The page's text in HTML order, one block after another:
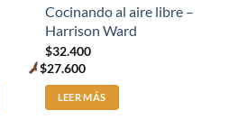
de
producto
Cocinando al aire libre –
Harrison Ward
$32.400
Premium
price
$27.600
LEER MÁS